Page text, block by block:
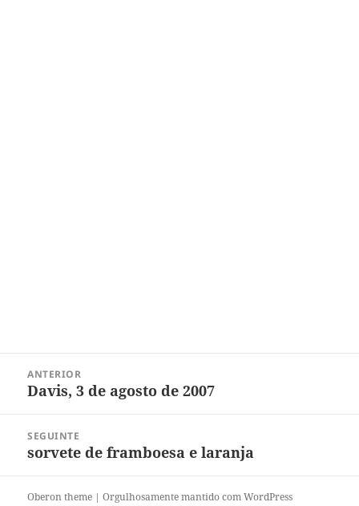
ANTERIOR
Post
Davis, 3 de agosto de 2007
SEGUINTE
Próximo
sorvete de framboesa e laranja
Oberon theme |Orgulhosamente mantido com WordPress